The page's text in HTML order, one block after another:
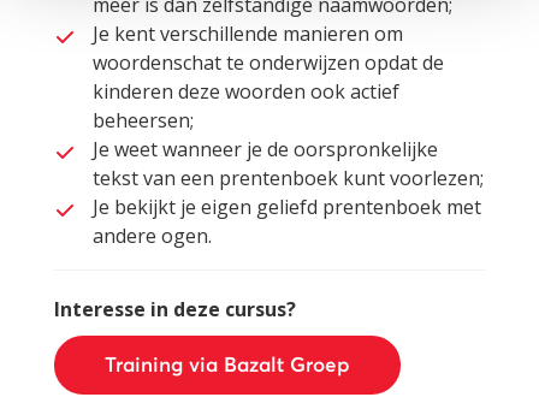
meer is dan zelfstandige naamwoorden;
Je kent verschillende manieren om
woordenschat te onderwijzen opdat de
kinderen deze woorden ook actief
beheersen;
Je weet wanneer je de oorspronkelijke
tekst van een prentenboek kunt voorlezen;
Je bekijkt je eigen geliefd prentenboek met
andere ogen.
Interesse in deze cursus?
Training via Bazalt Groep